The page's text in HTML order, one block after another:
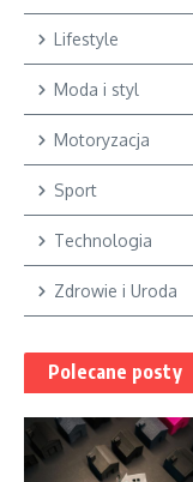
Lifestyle
Moda i styl
Motoryzacja
Sport
Technologia
Zdrowie i Uroda
Polecane posty